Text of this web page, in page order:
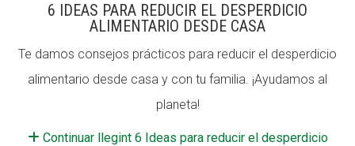
6 IDEAS PARA REDUCIR EL DESPERDICIO
ALIMENTARIO DESDE CASA
Te damos consejos prácticos para reducir el desperdicio
alimentario desde casa y con tu familia. ¡Ayudamos al
planeta!
Continuar llegint 6 Ideas para reducir el desperdicio